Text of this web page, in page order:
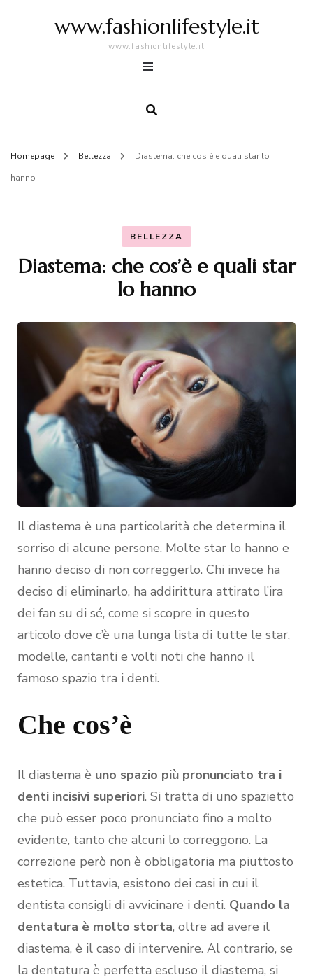
www.fashionlifestyle.it
www.fashionlifestyle.it
Homepage Bellezza
Diastema: che cos’è e quali star lo
hanno
BELLEZZA
Diastema: che cos’è e quali star
lo hanno
Il diastema è una particolarità che determina il
sorriso di alcune persone. Molte star lo hanno e
hanno deciso di non correggerlo. Chi invece ha
deciso di eliminarlo, ha addirittura attirato l’ira
dei fan su di sé, come si scopre in questo
articolo dove c’è una lunga lista di tutte le star,
modelle, cantanti e volti noti che hanno il
famoso spazio tra i denti.
Che cos’è
Il diastema è uno spazio più pronunciato tra i
denti incisivi superiori. Si tratta di uno spazietto
che può esser poco pronunciato fino a molto
evidente, tanto che alcuni lo correggono. La
correzione però non è obbligatoria ma piuttosto
estetica. Tuttavia, esistono dei casi in cui il
dentista consigli di avvicinare i denti. Quando la
dentatura è molto storta, oltre ad avere il
diastema, è il caso di intervenire. Al contrario, se
la dentatura è perfetta escluso il diastema, si